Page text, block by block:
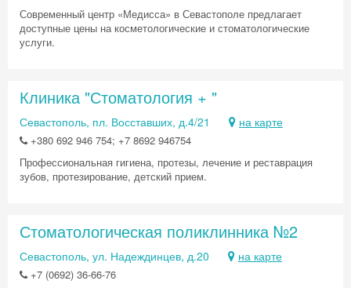
Современный центр «Медисса» в Севастополе предлагает
доступные цены на косметологические и стоматологические
услуги.
Клиника "Стоматология + "
Севастополь, пл. Восставших, д.4/21 на карте
+380 692 946 754; +7 8692 946754
Профессиональная гигиена, протезы, лечение и реставрация
зубов, протезирование, детский прием.
Стоматологическая поликлинника №2
Севастополь, ул. Надеждинцев, д.20 на карте
+7 (0692) 36-66-76